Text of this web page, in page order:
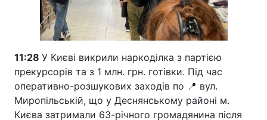
11:28 У Києві викрили наркоділка з партією
прекурсорів та з 1 млн. грн. готівки. Під час
оперативно-розшукових заходів по 📍 вул.
Миропільській, що у Деснянському районі м.
Києва затримали 63-річного громадянина після